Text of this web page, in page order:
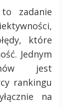
zadanie
które
Jednym
jest
rankingu
na